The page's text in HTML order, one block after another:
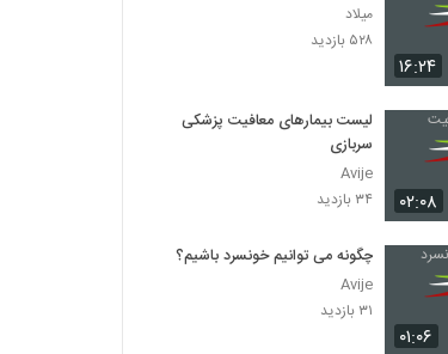
۱۶:۲۴
میلاد
۵۲۸ بازدید
۰۲:۰۸
لیست بیمارهای معافیت پزشکی
سربازی
Avije
۳۴ بازدید
۰۱:۰۶
چگونه می توانیم خونسرد باشیم؟
Avije
۳۱ بازدید